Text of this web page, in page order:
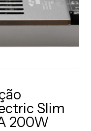
Slim
200W